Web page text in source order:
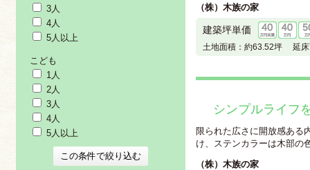
（株）木族の家
建築坪単価
土地面積： 約63.52坪 延床
シンプルライフ
限られた広さに開放感ある
け、ステンカラーは木部の
（株）木族の家
3人
4人
5人以上
こども
1人
2人
3人
4人
5人以上